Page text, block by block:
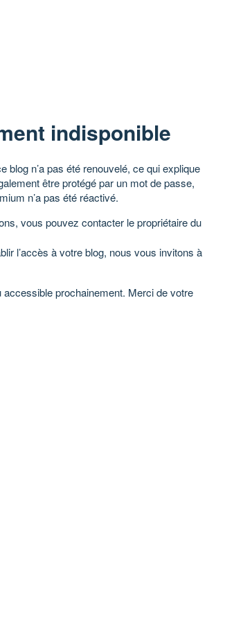
indisponible
blog n’a pas été renouvelé, ce qui explique
être protégé par un mot de passe,
n’a pas été réactivé.
vous pouvez contacter le propriétaire du
l’accès à votre blog, nous vous invitons à
prochainement. Merci de votre